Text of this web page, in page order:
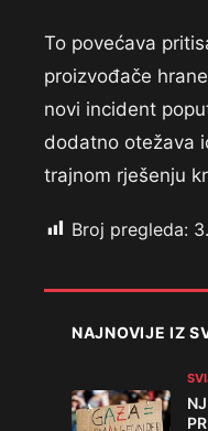
To povećava
proizvođače
novi incident
dodatno otežava
trajnom rješenju
Broj pregleda:
NAJNOVIJE IZ